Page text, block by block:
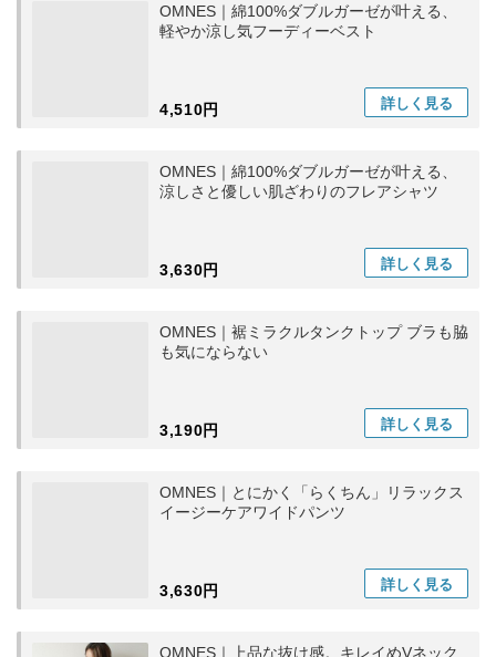
OMNES｜綿100%ダブルガーゼが叶える、
軽やか涼し気フーディーベスト
4,510円 詳しく 見る
OMNES｜綿100%ダブルガーゼが叶える、
涼しさと優しい肌ざわりのフレアシャツ
3,630円 詳しく 見る
OMNES｜裾ミラクルタンクトップ ブラも脇
も気にならない
3,190円 詳しく 見る
OMNES｜とにかく「らくちん」リラックス
イージーケアワイドパンツ
3,630円 詳しく 見る
OMNES｜上品な抜け感。キレイめVネック